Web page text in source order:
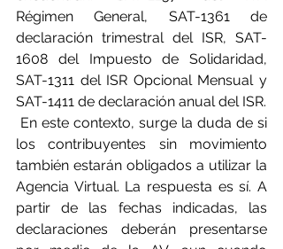
Régimen General, SAT-1361 de
declaración trimestral del ISR, SAT-
1608 del Impuesto de Solidaridad,
SAT-1311 del ISR Opcional Mensual y
SAT-1411 de declaración anual del ISR.
En este contexto, surge la duda de si
los contribuyentes sin movimiento
también estarán obligados a utilizar la
Agencia Virtual. La respuesta es sí. A
partir de las fechas indicadas, las
declaraciones deberán presentarse